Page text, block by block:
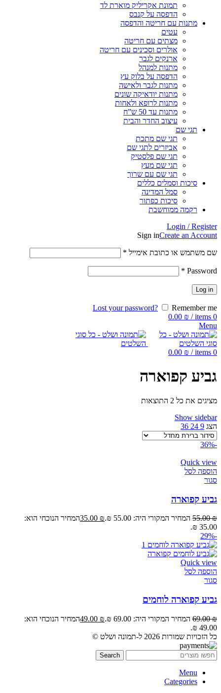
תמונת אקריליק מוארת לד
הדפסה על קנבס
מתנות עם חריטה והדפסה
עטים
מצתים עם חריטה
אולרים וסכינים עם חריטה
ארנקים לגבר
מתנות למנהל
הדפסה על בלוק עץ
מתנות לגבר ולאישה
מתנות יודאיקה שונים
מתנות לרופא ולאחות
מתנות עד 50 ש”ח
עיצוב החדר והבית
תגי שם
תגי שם מתכת
אביזרים לתגי שם
תגי שם פלסטיק
תגי שם מעץ
תגי שם עם שרוך
סיכות וסמלים כללים
סמל המדינה
סיכות כפתור
רקמה ממוחשבת
Login / Register
Sign inCreate an Account
שם משתמש או כתובת אימייל *
Password
*
Log in
Lost your password?
Remember me
0
items
/
0.00 ₪
Menu
0
items
/
0.00 ₪
גביע קפוארה
מציגים את כל ⁦2⁩ התוצאות
Show sidebar
הצג 9
24
36
-36%
Quick view
הוספה לסל
סגור
גביע קפוארה
55.00₪ המחיר המקורי היה: 55.00 ₪. 35.00 ₪
המחיר הנוכחי הוא:
35.00 ₪.
-29%
Quick view
הוספה לסל
סגור
גביע קפוארה לוחמים
69.00₪ המחיר המקורי היה: 69.00 ₪. 49.00 ₪
המחיר הנוכחי הוא:
49.00 ₪.
כל הזכויות שמורות 2026 ל-תמונה ושלט ©
Search
Menu
Categories